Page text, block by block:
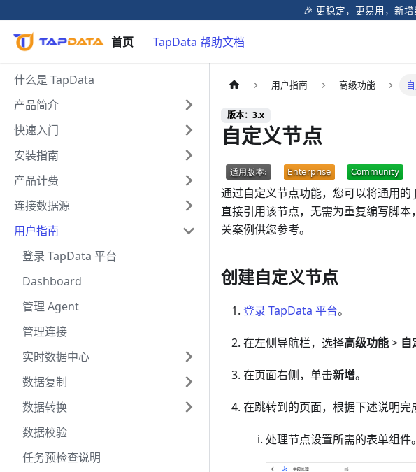
🎉️ 更稳定，更易用，新
首页 TapData 帮助文档
什么是 TapData
产品简介
快速入门
安装指南
产品计费
连接数据源
用户指南
登录 TapData 平台
Dashboard
管理 Agent
管理连接
实时数据中心
数据复制
数据转换
数据校验
任务预检查说明
用户指南 高级功能
版本：3.x
自定义节点
通过自定义节点功能，您可以将通用
直接引用该节点，无需为重复编写脚
关案例供您参考。
创建自定义节点
登录 TapData 平台。
在左侧导航栏，选择高级功能> 自
在页面右侧，单击新增。
在跳转到的页面，根据下述说明完
处理节点设置所需的表单组件。